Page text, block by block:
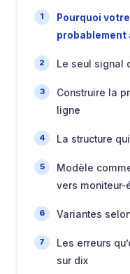
Pourquoi
probablement
Le seul signal
Construire la
ligne
La structure
Modèle
vers moniteur-
Variantes
Les erreurs
sur dix